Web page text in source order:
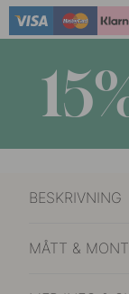
BESKRIVNING
MÅTT &